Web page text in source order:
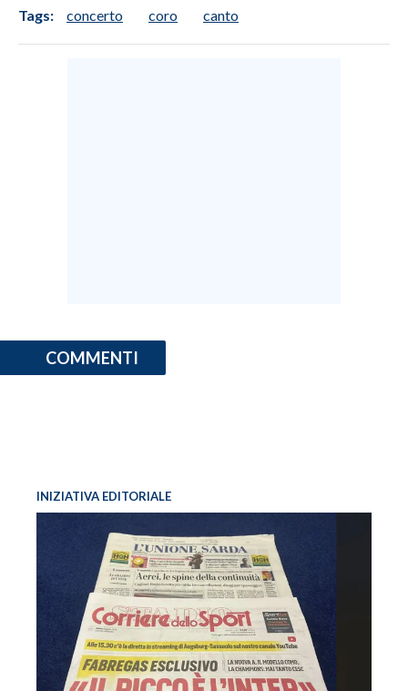
Tags: concerto coro canto
COMMENTI
INIZIATIVA EDITORIALE